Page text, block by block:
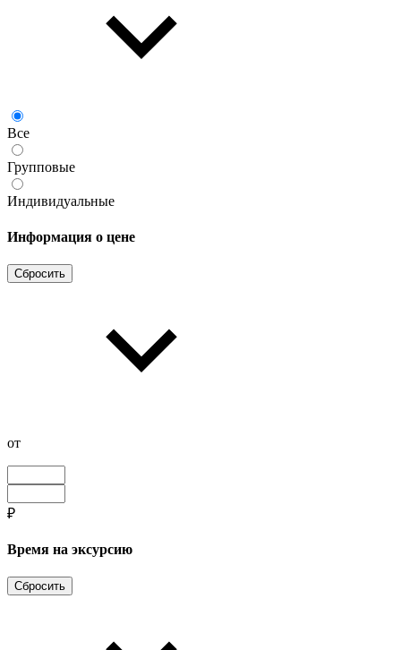
Все
Групповые
Индивидуальные
Информация о цене
Сбросить
от
₽
Время на эксурсию
Сбросить